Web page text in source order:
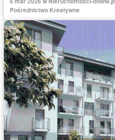
Pośrednictwo Kreatywne